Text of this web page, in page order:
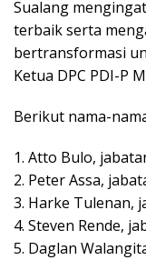
Sualang
terbaik serta
bertransformasi
Ketua DPC PDI-P
Berikut nama-
1. Atto Bulo,
2. Peter Assa,
3. Harke Tulenan,
4. Steven Rende,
5. Daglan